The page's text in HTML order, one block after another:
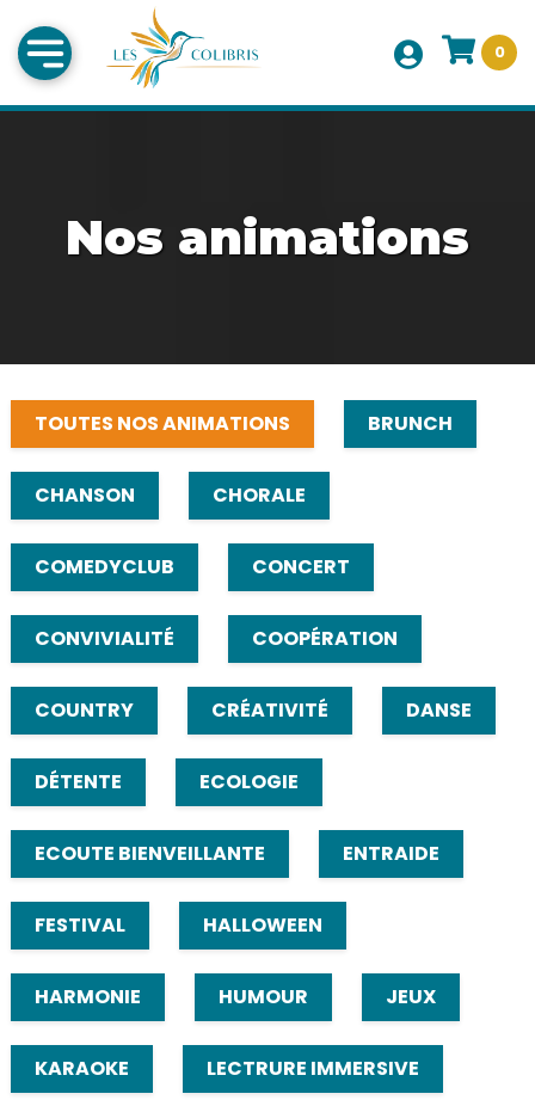
0
Nos animations
TOUTES NOS ANIMATIONS BRUNCH
CHANSON CHORALE
COMEDYCLUB CONCERT
CONVIVIALITÉ COOPÉRATION
COUNTRY CRÉATIVITÉ DANSE
DÉTENTE ECOLOGIE
ECOUTE BIENVEILLANTE ENTRAIDE
FESTIVAL HALLOWEEN
HARMONIE HUMOUR JEUX
KARAOKE LECTRURE IMMERSIVE